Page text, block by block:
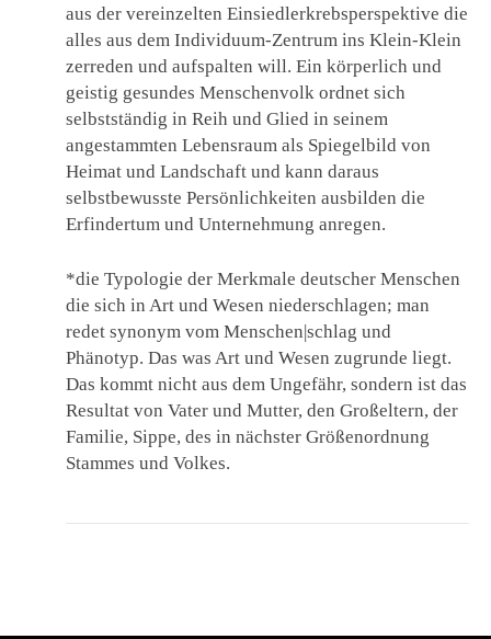
aus der vereinzelten Einsiedlerkrebsperspektive die
alles aus dem Individuum-Zentrum ins Klein-Klein
zerreden und aufspalten will. Ein körperlich und
geistig gesundes Menschenvolk ordnet sich
selbstständig in Reih und Glied in seinem
angestammten Lebensraum als Spiegelbild von
Heimat und Landschaft und kann daraus
selbstbewusste Persönlichkeiten ausbilden die
Erfindertum und Unternehmung anregen.
*die Typologie der Merkmale deutscher Menschen
die sich in Art und Wesen niederschlagen; man
redet synonym vom Menschen|schlag und
Phänotyp. Das was Art und Wesen zugrunde liegt.
Das kommt nicht aus dem Ungefähr, sondern ist das
Resultat von Vater und Mutter, den Großeltern, der
Familie, Sippe, des in nächster Größenordnung
Stammes und Volkes.